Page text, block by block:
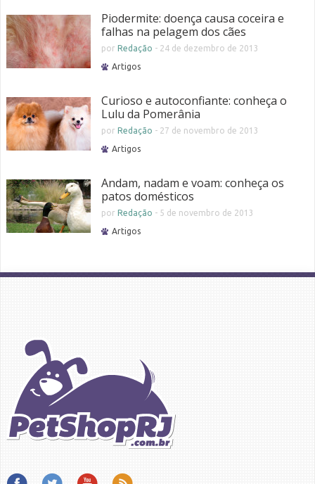
Piodermite: doença causa coceira e
falhas na pelagem dos cães
por Redação - 24 de dezembro de 2013
Artigos
Curioso e autoconfiante: conheça o
Lulu da Pomerânia
por Redação - 27 de novembro de 2013
Artigos
Andam, nadam e voam: conheça os
patos domésticos
por Redação - 5 de novembro de 2013
Artigos